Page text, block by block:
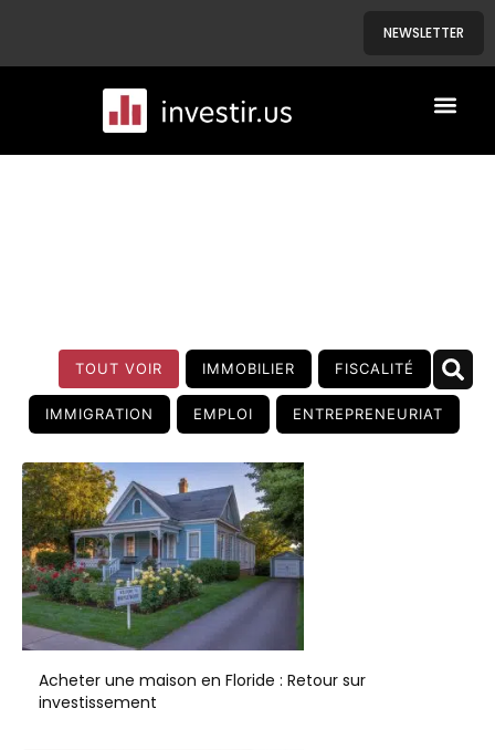
NEWSLETTER
TOUT VOIR IMMOBILIER FISCALITÉ
IMMIGRATION EMPLOI ENTREPRENEURIAT
Acheter une maison en Floride : Retour sur
investissement